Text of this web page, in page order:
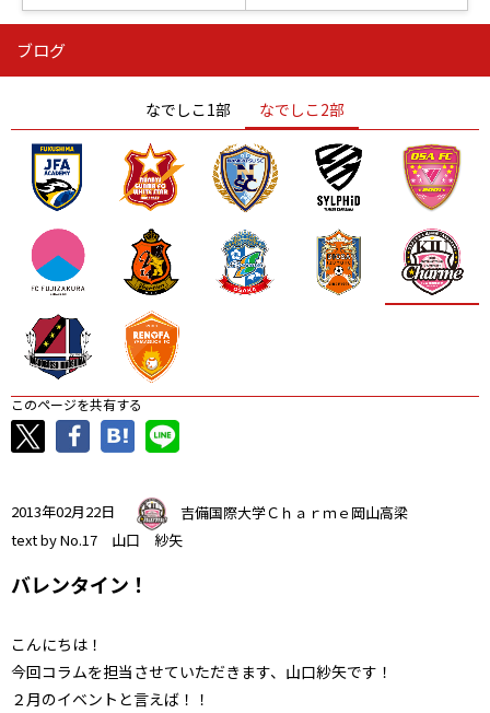
ニッパツ
ニッパツ 名古屋
石人の星
静岡 愛媛Ｌ
ブログ
なでしこ1部 なでしこ2部
このページを共有する
2013年02月22日
吉備国際大学Ｃｈａｒｍｅ岡山高梁
text by No.17 山口 紗矢
バレンタイン！
こんにちは！
今回コラムを担当させていただきます、山口紗矢です！
２月のイベントと言えば！！